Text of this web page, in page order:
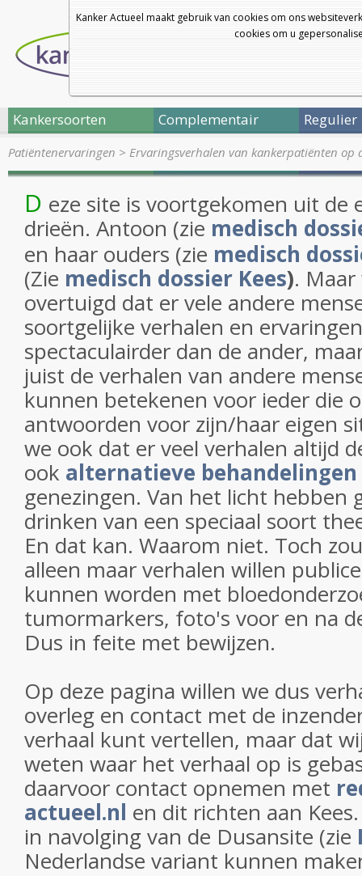
Kanker Actueel maakt gebruik van cookies om ons
cookies om u
Kankersoorten Complementair Regulier
Patiëntenervaringen > Ervaringsverhalen van kankerpatiënten op
D eze site is voortgekomen uit de
drieën. Antoon (zie medisch
en haar ouders (zie medisch
(Zie medisch dossier Kees).
overtuigd dat er vele andere
soortgelijke verhalen en
spectaculairder dan de ander,
juist de verhalen van andere
kunnen betekenen voor ieder die
antwoorden voor zijn/haar eigen
we ook dat er veel verhalen altijd
ook alternatieve behandelingen
genezingen. Van het licht hebben
drinken van een speciaal soort
En dat kan. Waarom niet. Toch
alleen maar verhalen willen
kunnen worden met
tumormarkers, foto's voor en na
Dus in feite met bewijzen.
Op deze pagina willen we dus
overleg en contact met de
verhaal kunt vertellen, maar dat
weten waar het verhaal op is
daarvoor contact opnemen met
actueel.nl en dit richten aan
in navolging van de Dusansite (zie
Nederlandse variant kunnen